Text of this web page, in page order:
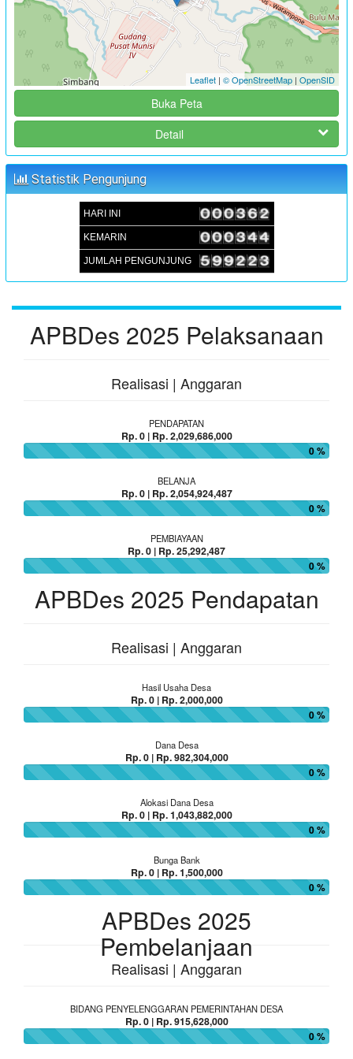
FOKUS GROUP DISKUSSION (FGD) FORUM PEREMPUAN
PENYUSUNAN RKPDes TAHUN 2025
Waktu : 02 Juli 2024 15:00:00
Lokasi : Aula Kantor Desa Sambueja
Koordinator :
MUSRENBANGDES PENYUSUNAN RKPDes T.A 2025 DAN
Waktu : 05 September 2024 09:00:00
Lokasi
JUFRI (SEKDES SAMBUEJA)
Leaflet | © OpenStreetMap | OpenSID
Buka Peta
Detail
Statistik Pengunjung
HARI INI
KEMARIN
JUMLAH PENGUNJUNG
APBDes 2025 Pelaksanaan
Realisasi | Anggaran
PENDAPATAN
Rp. 0 | Rp. 2,029,686,000
0 %
BELANJA
Rp. 0 | Rp. 2,054,924,487
0 %
PEMBIAYAAN
Rp. 0 | Rp. 25,292,487
0 %
APBDes 2025 Pendapatan
Realisasi | Anggaran
Hasil Usaha Desa
Rp. 0 | Rp. 2,000,000
0 %
Dana Desa
Rp. 0 | Rp. 982,304,000
0 %
Alokasi Dana Desa
Rp. 0 | Rp. 1,043,882,000
0 %
Bunga Bank
Rp. 0 | Rp. 1,500,000
0 %
APBDes 2025
Pembelanjaan
Realisasi | Anggaran
BIDANG PENYELENGGARAN PEMERINTAHAN DESA
Rp. 0 | Rp. 915,628,000
0 %